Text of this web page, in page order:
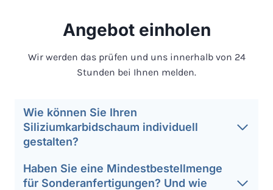
Angebot einholen
Wir werden das prüfen und uns innerhalb von 24
Stunden bei Ihnen melden.
Wie können Sie Ihren
Siliziumkarbidschaum individuell
gestalten?
Haben Sie eine Mindestbestellmenge
für Sonderanfertigungen? Und wie